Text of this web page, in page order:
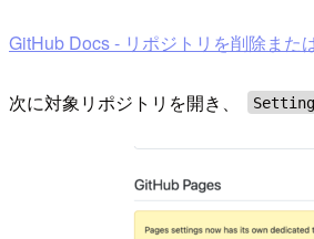
GitHub Docs - リポジトリを削除また
次に対象リポジトリを開き、